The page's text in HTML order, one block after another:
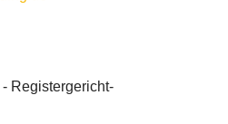
Registergericht-